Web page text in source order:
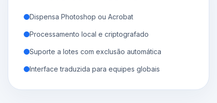
Dispensa Photoshop ou Acrobat
Processamento local e criptografado
Suporte a lotes com exclusão automática
Interface traduzida para equipes globais